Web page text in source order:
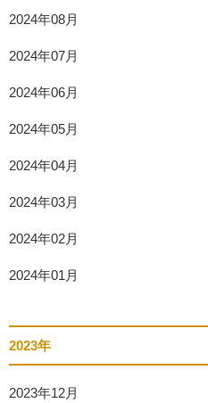
2024年08月
2024年07月
2024年06月
2024年05月
2024年04月
2024年03月
2024年02月
2024年01月
2023年
2023年12月